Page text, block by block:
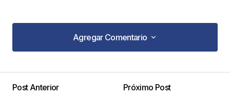
Agregar Comentario
Agregar Comentario
Post Anterior
Próximo Post